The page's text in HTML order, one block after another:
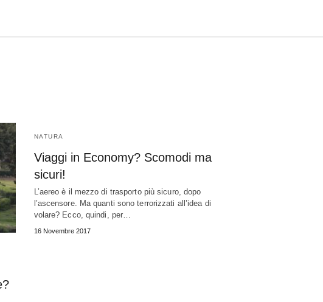
NATURA
Viaggi in Economy? Scomodi ma
sicuri!
L’aereo è il mezzo di trasporto più sicuro, dopo
l’ascensore. Ma quanti sono terrorizzati all’idea di
volare? Ecco, quindi, per…
16 Novembre 2017